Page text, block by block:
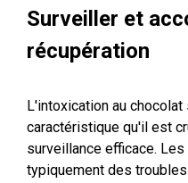
Surveiller et
récupération
L'intoxication au
caractéristique qu'il est
surveillance efficace.
typiquement des